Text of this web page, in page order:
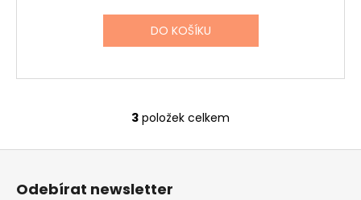
DO KOŠÍKU
O
3 položek celkem
Z
Odebírat newsletter